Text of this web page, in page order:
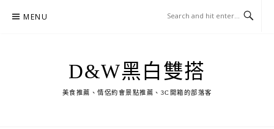
MENU
D&W黑白雙搭
美食推薦、情侶約會景點推薦、3C開箱的部落客